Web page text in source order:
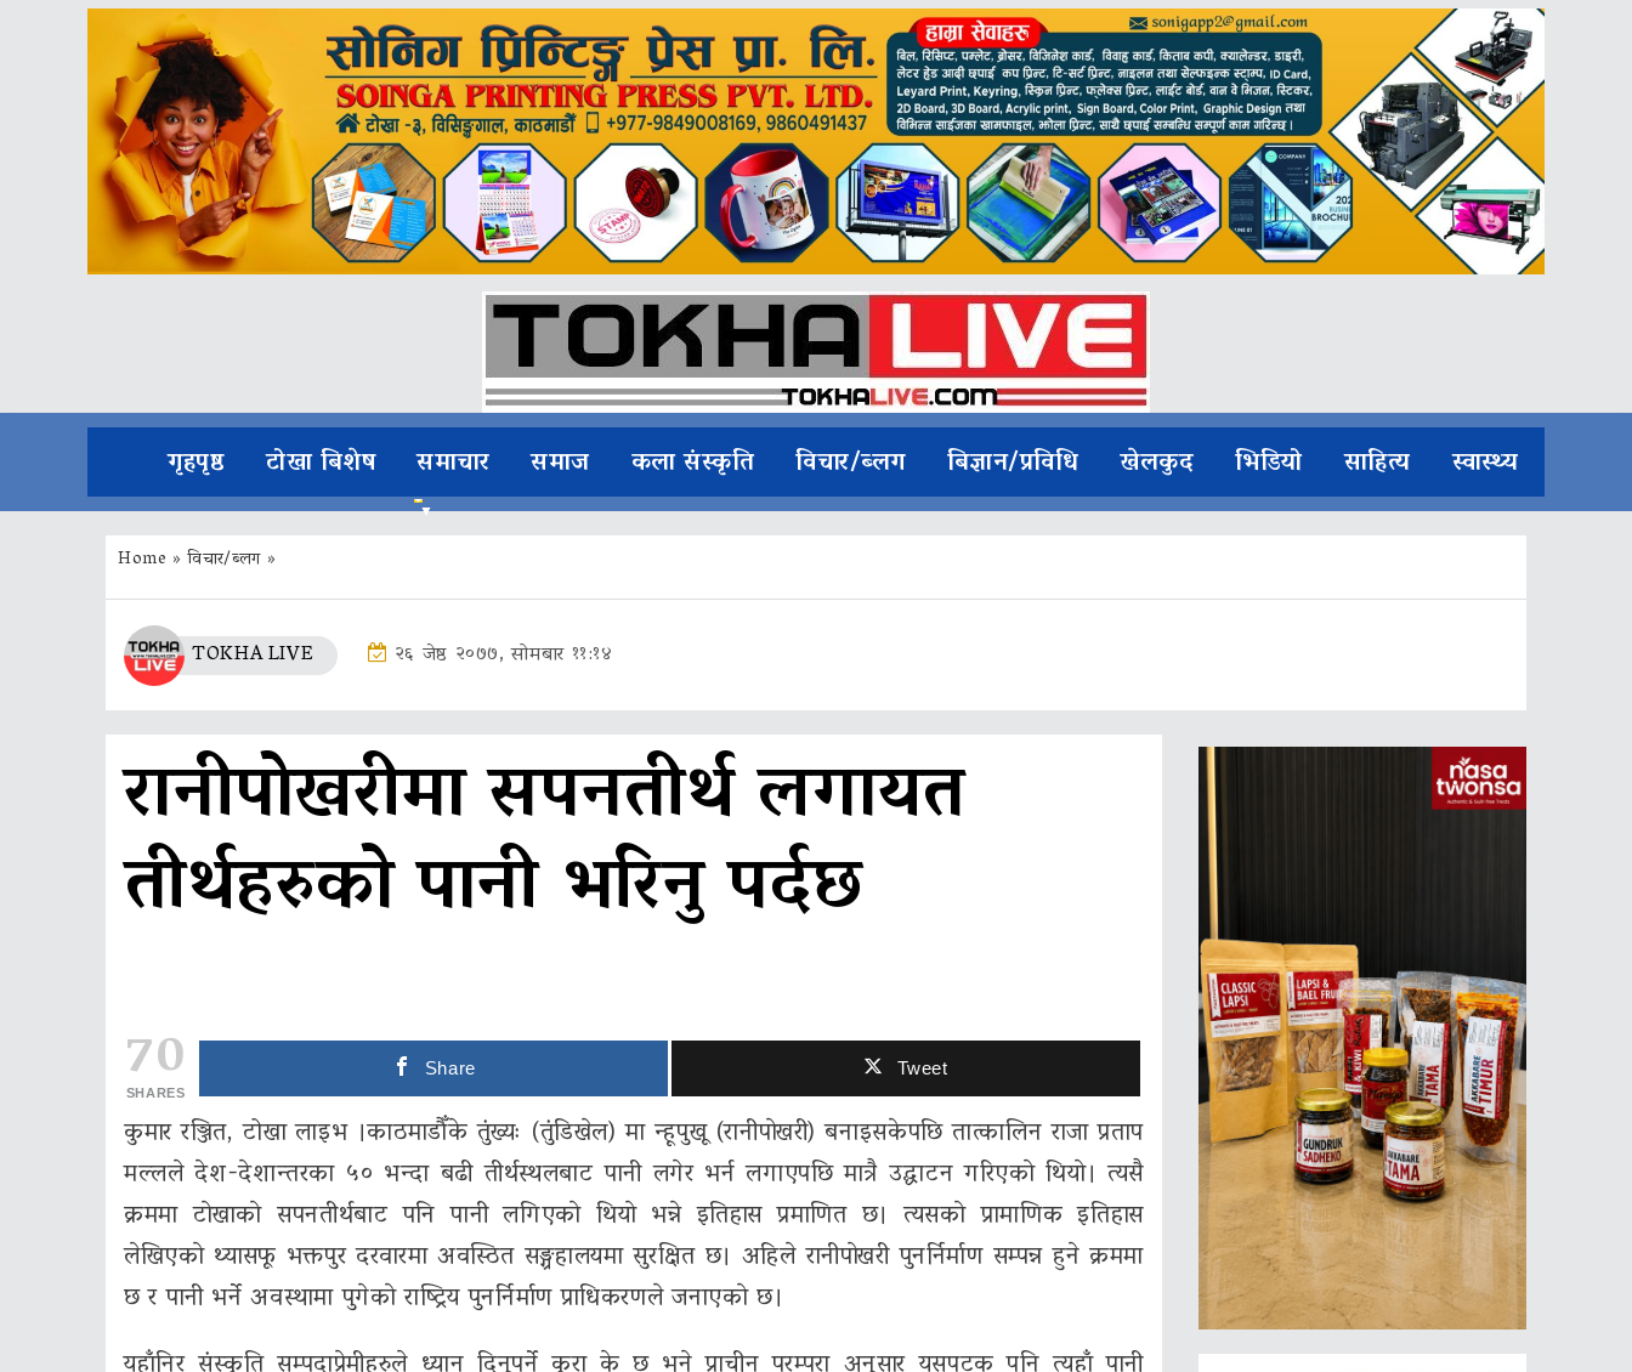
गृहपृष्ठ टोखा बिशेष समाचार समाज कला संस्कृति विचार/ब्लग बिज्ञान/प्रविधि खेलकुद भिडियो साहित्य स्वास्थ्य
Home »विचार/ब्लग»
TOKHA LIVE २६ जेष्ठ २०७७, सोमबार ११:१४
रानीपाेखरीमा सपनतीर्थ लगायत
तीर्थहरुकाे पानी भरिनु पर्दछ
70
SHARES
Share Tweet
कुमार रञ्जित, टोखा लाइभ ।काठमाडाैँके तुंख्यः (तुंडिखेल) मा न्हूपुखू (रानीपाेखरी) बनाइसकेपछि तात्कालिन राजा प्रताप
मल्लले देश-देशान्तरका ५० भन्दा बढी तीर्थस्थलबाट पानी लगेर भर्न लगाएपछि मात्रै उद्घाटन गरिएकाे थियाे। त्यसै
क्रममा टाेखाकाे सपनतीर्थबाट पनि पानी लगिएकाे थियाे भन्ने इतिहास प्रमाणित छ। त्यसकाे प्रामाणिक इतिहास
लेखिएकाे थ्यासफू भक्तपुर दरवारमा अवस्ठित सङ्ग्रहालयमा सुरक्षित छ। अहिले रानीपाेखरी पुनर्निर्माण सम्पन्न हुने क्रममा
छ र पानी भर्ने अवस्थामा पुगेकाे राष्ट्रिय पुनर्निर्माण प्राधिकरणले जनाएकाे छ।